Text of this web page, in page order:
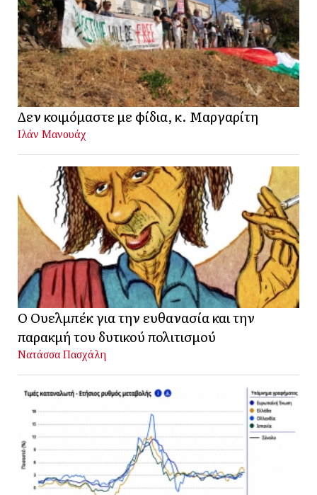
Δεν κοιμόμαστε με φίδια, κ. Μαργαρίτη
Ιλάν Μανουάχ
Ο Ουελμπέκ για την ευθανασία και την
παρακμή του δυτικού πολιτισμού
Νατάσσα Πασχάλη